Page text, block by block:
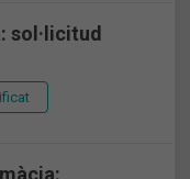
sol·licitud